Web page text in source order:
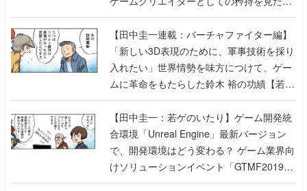
【若ゲのいたり最終回】
【田中圭一連載：バーチャファイター編】
「新しい3D表現のために、軍事技術を採り
入れたい」世界情勢を味方につけて、ゲー
ムに革命をもたらした鈴木 裕の功績【若ゲ
のいたり】
【田中圭一：若ゲのいたり】ゲーム開発統
合環境「Unreal Engine」最新バージョン
で、開発環境はどう変わる？ ゲーム業界向
けソリューションイベント「GTMF2019」
に行って、より理解を深めよう【PR】